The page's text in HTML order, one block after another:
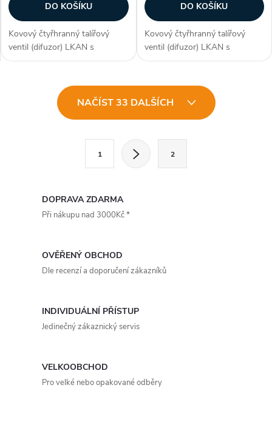
DO KOŠÍKU
Kovový čtyřhranný talířový
ventil (difuzor) LKAN s
průměrem připojení 125 mm. S
panelem je určen...
DO KOŠÍKU
Kovový čtyřhranný talířový
ventil (difuzor) LKAN s
průměrem připojení 125 mm. S
panelem je určen...
NAČÍST 33 DALŠÍCH
1 2
DOPRAVA ZDARMA
Při nákupu nad 3000Kč *
OVĚŘENÝ OBCHOD
Dle recenzí a doporučení zákazníků
INDIVIDUÁLNÍ PŘÍSTUP
Jedinečný zákaznický servis
VELKOOBCHOD
Pro velké nebo opakované odběry